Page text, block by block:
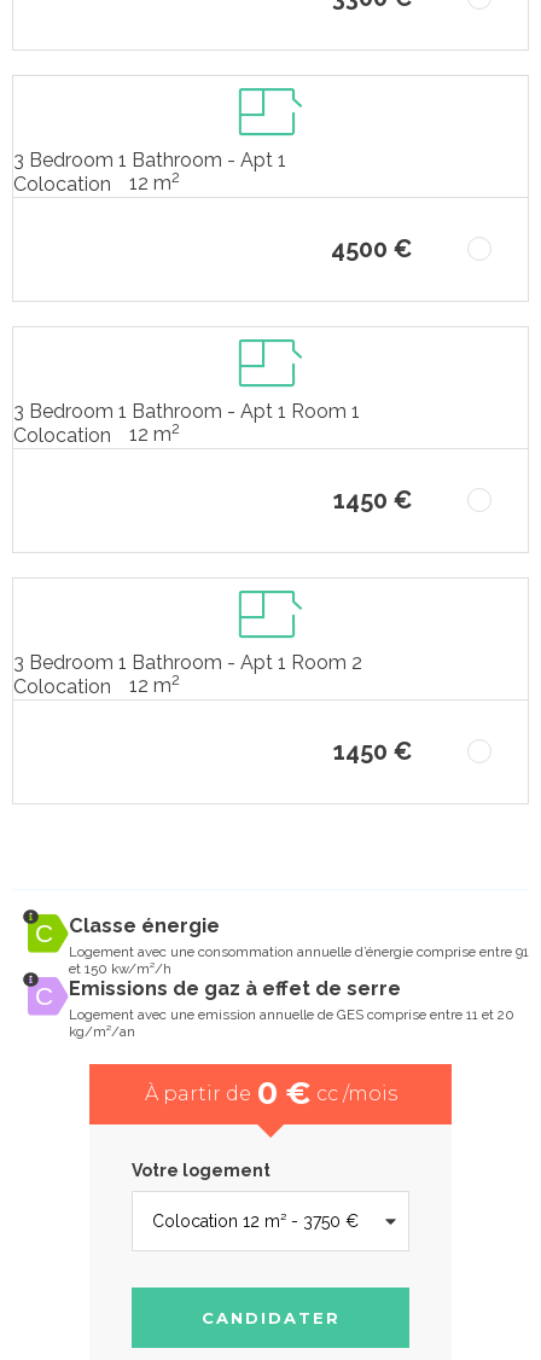
3 Bedroom 1 Bathroom - Apt 1
Colocation
12 m2
4500 €
3 Bedroom 1 Bathroom - Apt 1 Room 1
Colocation
12 m2
1450 €
3 Bedroom 1 Bathroom - Apt 1 Room 2
Colocation
12 m2
1450 €
Classe énergie
Logement avec une consommation annuelle d’énergie comprise entre 91
et 150 kw/m²/h
Emissions de gaz à effet de serre
Logement avec une emission annuelle de GES comprise entre 11 et 20
kg/m²/an
À partir de 0 € cc /mois
Votre logement
CANDIDATER